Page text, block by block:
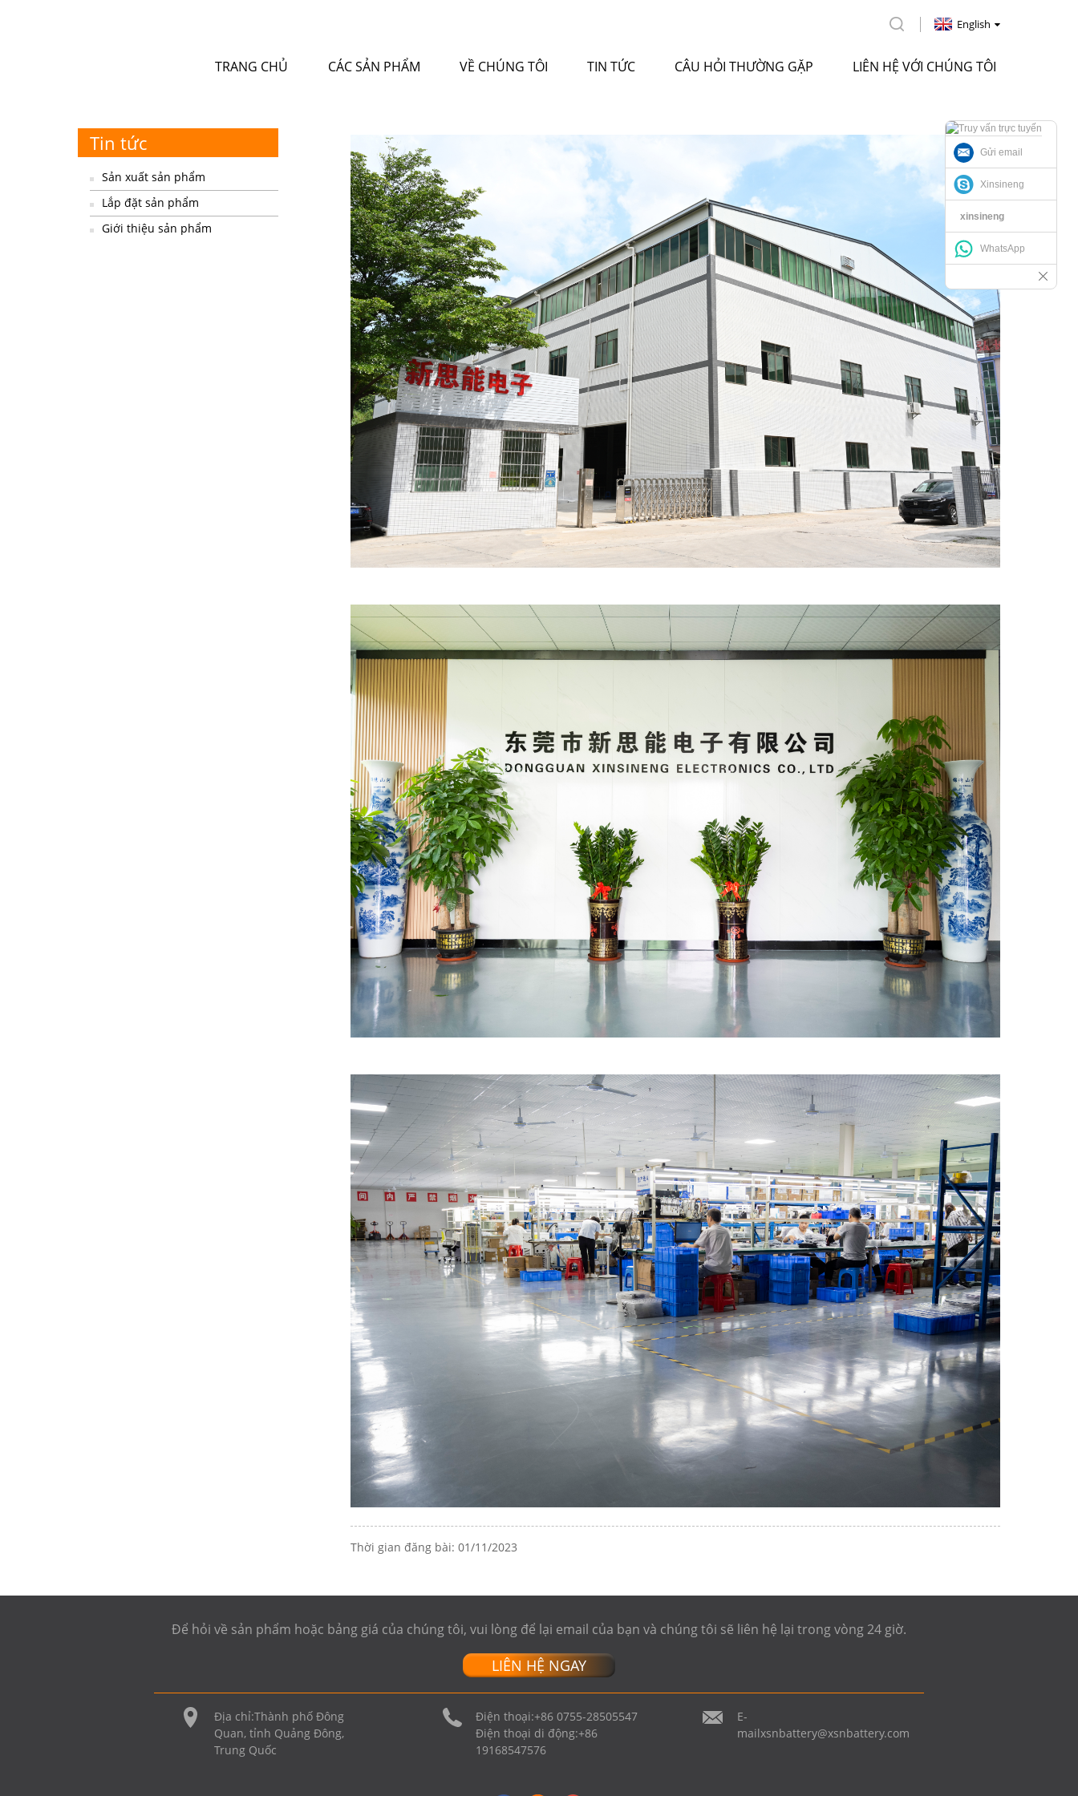
TRANG CHỦ CÁC SẢN PHẨM VỀ CHÚNG TÔI TIN TỨC CÂU HỎI THƯỜNG GẶP LIÊN HỆ VỚI CHÚNG TÔI
English
Tin tức
Sản xuất sản phẩm
Lắp đặt sản phẩm
Giới thiệu sản phẩm
Thời gian đăng bài: 01/11/2023
Để hỏi về sản phẩm hoặc bảng giá của chúng tôi, vui lòng để lại email của bạn và chúng tôi sẽ liên hệ lại trong vòng 24 giờ.
LIÊN HỆ NGAY
Địa chỉ:Thành phố Đông
Quan, tỉnh Quảng Đông,
Trung Quốc
Điện thoại:+86 0755-28505547
Điện thoại di động:+86
19168547576
E-
mailxsnbattery@xsnbattery.com
Gửi email
Xinsineng
xinsineng
WhatsApp